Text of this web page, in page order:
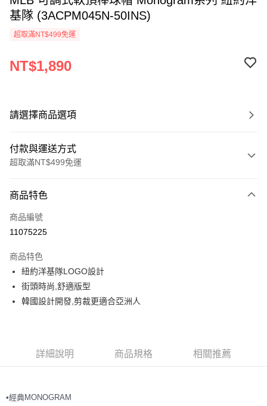
基隊 (3ACPM045N-50INS)
超取滿NT$499免運
NT$1,890
請選擇商品選項
付款與運送方式
超取滿NT$499免運
信用卡一次付款
超商取貨付款
Apple Pay
街口支付
全家取貨付款<未取貨列黑名單/不支援離島取退>
全家取貨<不支援離島取退>
商品特色
商品編號
11075225
商品特色
紐約洋基隊LOGO設計
街頭時尚,舒適版型
韓國設計開發,剪裁更適合亞洲人
詳細說明 商品規格 相關推薦
•經典MONOGRAM